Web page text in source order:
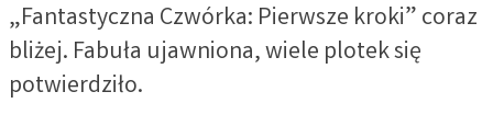
„Fantastyczna Czwórka: Pierwsze kroki” coraz
bliżej. Fabuła ujawniona, wiele plotek się
potwierdziło.